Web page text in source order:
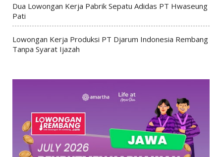
Dua Lowongan Kerja Pabrik Sepatu Adidas PT Hwaseung
Pati
Lowongan Kerja Produksi PT Djarum Indonesia Rembang
Tanpa Syarat Ijazah